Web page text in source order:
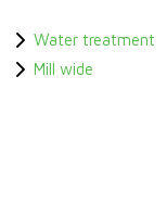
Water treatment
Mill wide